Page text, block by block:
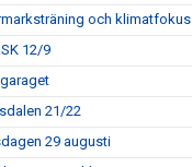
och klimatfokus
12/9
21/22
29 augusti